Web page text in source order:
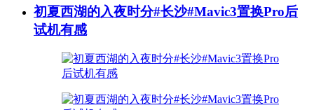
初夏西湖的入夜时分#长沙#Mavic3置换Pro后
试机有感